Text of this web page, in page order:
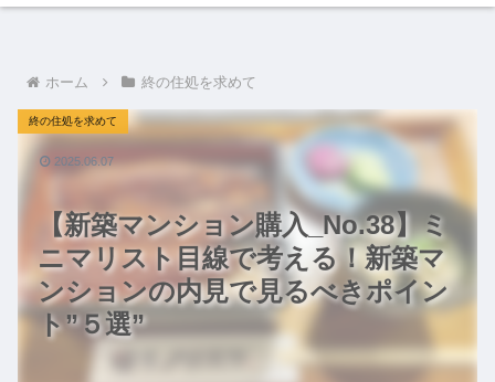
ホーム 終の住処を求めて
【新築マンション購入_No.38】ミ
ニマリスト目線で考える！新築マ
ンションの内見で見るべきポイン
ト”５選”
終の住処を求めて
2025.06.07